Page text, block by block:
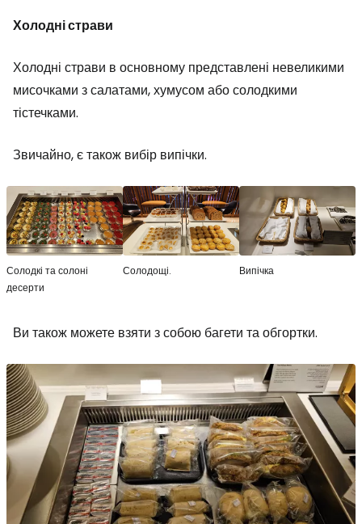
Холодні страви
Холодні страви в основному представлені невеликими
мисочками з салатами, хумусом або солодкими
тістечками.
Звичайно, є також вибір випічки.
Солодкі та солоні
десерти
Солодощі. Випічка
Ви також можете взяти з собою багети та обгортки.